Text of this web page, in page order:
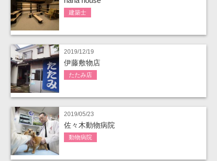
建築士
2019/12/19
伊藤敷物店
たたみ店
2019/05/23
佐々木動物病院
動物病院